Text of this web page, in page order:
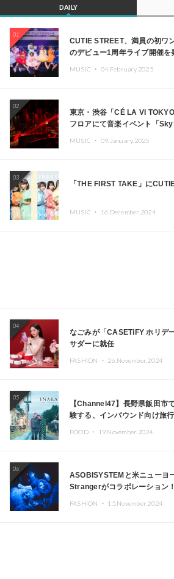
DAILY
01
CUTIE STREET、満員の初ワ
のデビュー1周年ライブ開催を
MUSIC ・ 04.February.2025
02
東京・渋谷「CÉ LA VI
フロアにて音楽イベント「
Kza（FORCE OF NATURE）
MUSIC ・ 09.January.2025
03
「THE FIRST TAKE」に
MUSIC ・ 16.December.2024
04
なごみが「CASETiFY ホリデ
サダーに就任
FASHION ・ 26.November.2024
05
【Channel47】長野県飯田市
験する、インバウンド向け旅
FOOD ・ 19.November.2024
06
ASOBISYSTEMと米ニューヨ
Strangerがコラボレーション
FASHION ・ 15.November.2024